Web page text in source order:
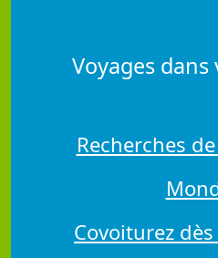
Voyages
Recherches
Covoiturez